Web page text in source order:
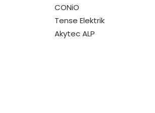
CONiO
Tense Elektrik
Akytec ALP